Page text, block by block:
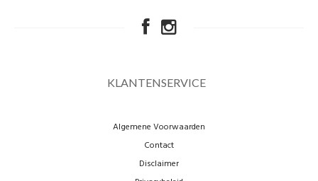
KLANTENSERVICE
Algemene Voorwaarden
Contact
Disclaimer